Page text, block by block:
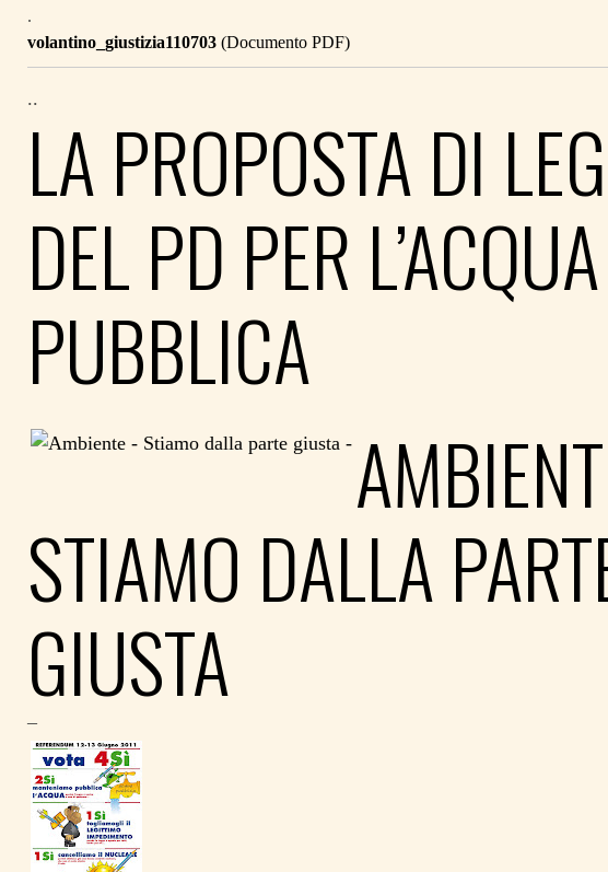
.
volantino_giustizia110703(Documento PDF)
..
LA PROPOSTA DI
DEL PD PER L’ACQUA
PUBBLICA
STIAMO DALLA
GIUSTA
–